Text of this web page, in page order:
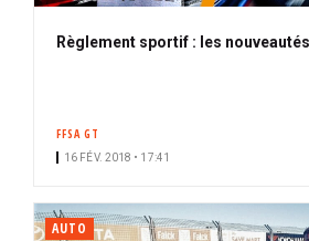
Règlement sportif : les
FFSA GT
16 FÉV. 2018 • 17:41
AUTO